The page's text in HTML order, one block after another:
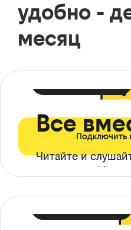
удобно -
месяц
Все
Читайте и
ограничений*
Подключить